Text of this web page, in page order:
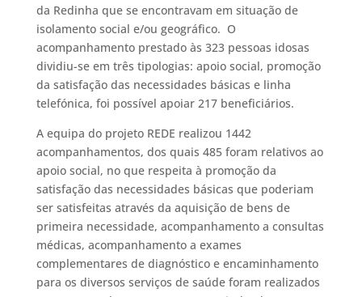
da Redinha que se encontravam em situação de
isolamento social e/ou geográfico. O
acompanhamento prestado às 323 pessoas idosas
dividiu-se em três tipologias: apoio social, promoção
da satisfação das necessidades básicas e linha
telefónica, foi possível apoiar 217 beneficiários.
A equipa do projeto REDE realizou 1442
acompanhamentos, dos quais 485 foram relativos ao
apoio social, no que respeita à promoção da
satisfação das necessidades básicas que poderiam
ser satisfeitas através da aquisição de bens de
primeira necessidade, acompanhamento a consultas
médicas, acompanhamento a exames
complementares de diagnóstico e encaminhamento
para os diversos serviços de saúde foram realizados